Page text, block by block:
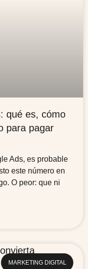
qué es, cómo
para pagar
Ads, es probable
este número en
O peor: que ni
MARKETING DIGITAL